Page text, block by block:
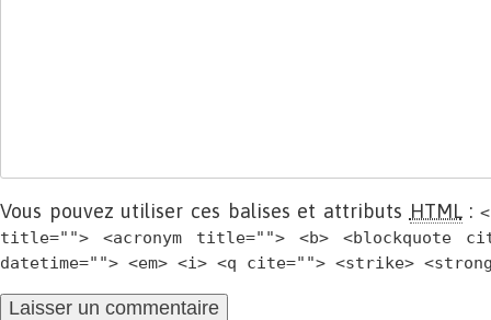
Vous pouvez utiliser ces balises et attributs HTML:
title=""> <acronym title=""> <b> <blockquote
datetime=""> <em> <i> <q cite=""> <strike>